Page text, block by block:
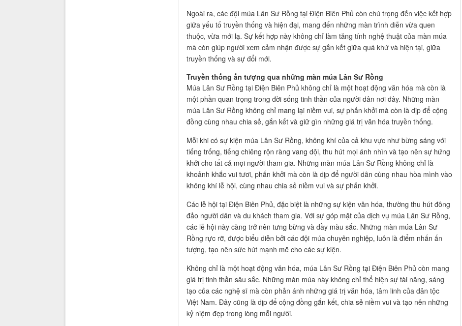
Ngoài ra, các đội múa Lân Sư Rồng tại Điện Biên Phủ còn chú trọng đến việc kết hợp
giữa yếu tố truyền thống và hiện đại, mang đến những màn trình diễn vừa quen
thuộc, vừa mới lạ. Sự kết hợp này không chỉ làm tăng tính nghệ thuật của màn múa
mà còn giúp người xem cảm nhận được sự gắn kết giữa quá khứ và hiện tại, giữa
truyền thống và sự đổi mới.
Truyền thống ấn tượng qua những màn múa Lân Sư Rồng
Múa Lân Sư Rồng tại Điện Biên Phủ không chỉ là một hoạt động văn hóa mà còn là
một phần quan trọng trong đời sống tinh thần của người dân nơi đây. Những màn
múa Lân Sư Rồng không chỉ mang lại niềm vui, sự phấn khởi mà còn là dịp để cộng
đồng cùng nhau chia sẻ, gắn kết và giữ gìn những giá trị văn hóa truyền thống.
Mỗi khi có sự kiện múa Lân Sư Rồng, không khí của cả khu vực như bừng sáng với
tiếng trống, tiếng chiêng rộn ràng vang dội, thu hút mọi ánh nhìn và tạo nên sự hứng
khởi cho tất cả mọi người tham gia. Những màn múa Lân Sư Rồng không chỉ là
khoảnh khắc vui tươi, phấn khởi mà còn là dịp để người dân cùng nhau hòa mình vào
không khí lễ hội, cùng nhau chia sẻ niềm vui và sự phấn khởi.
Các lễ hội tại Điện Biên Phủ, đặc biệt là những sự kiện văn hóa, thường thu hút đông
đảo người dân và du khách tham gia. Với sự góp mặt của dịch vụ múa Lân Sư Rồng,
các lễ hội này càng trở nên tưng bừng và đầy màu sắc. Những màn múa Lân Sư
Rồng rực rỡ, được biểu diễn bởi các đội múa chuyên nghiệp, luôn là điểm nhấn ấn
tượng, tạo nên sức hút mạnh mẽ cho các sự kiện.
Không chỉ là một hoạt động văn hóa, múa Lân Sư Rồng tại Điện Biên Phủ còn mang
giá trị tinh thần sâu sắc. Những màn múa này không chỉ thể hiện sự tài năng, sáng
tạo của các nghệ sĩ mà còn phản ánh những giá trị văn hóa, tâm linh của dân tộc
Việt Nam. Đây cũng là dịp để cộng đồng gắn kết, chia sẻ niềm vui và tạo nên những
kỷ niệm đẹp trong lòng mỗi người.